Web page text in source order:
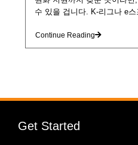
수 있을 겁니다. K-리그나 e
Continue Reading
Get Started